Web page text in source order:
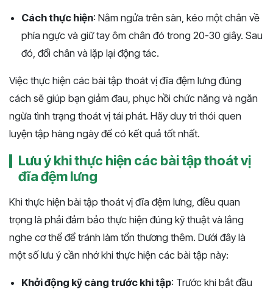
Cách thực hiện: Nằm ngửa trên sàn, kéo một chân về
phía ngực và giữ tay ôm chân đó trong 20-30 giây. Sau
đó, đổi chân và lặp lại động tác.
Việc thực hiện các bài tập thoát vị đĩa đệm lưng đúng
cách sẽ giúp bạn giảm đau, phục hồi chức năng và ngăn
ngừa tình trạng thoát vị tái phát. Hãy duy trì thói quen
luyện tập hàng ngày để có kết quả tốt nhất.
Lưu ý khi thực hiện các bài tập thoát vị
đĩa đệm lưng
Khi thực hiện bài tập thoát vị đĩa đệm lưng, điều quan
trọng là phải đảm bảo thực hiện đúng kỹ thuật và lắng
nghe cơ thể để tránh làm tổn thương thêm. Dưới đây là
một số lưu ý cần nhớ khi thực hiện các bài tập này:
Khởi động kỹ càng trước khi tập: Trước khi bắt đầu